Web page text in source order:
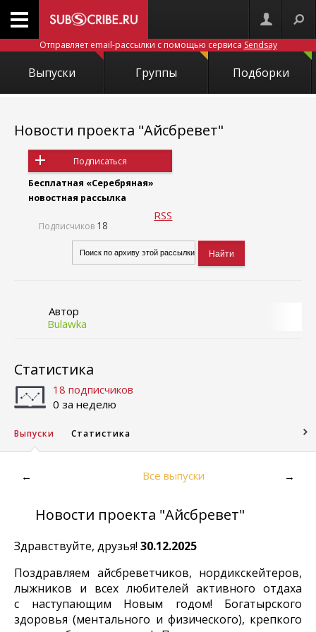
Отправляет email-рассылки с помощью сервиса Sendsay
Выпуски Группы Подборки
Новости проекта "Айсбревет"
Подписаться
Бесплатная «Серебряная»
новостная рассылка
Подписчиков 18
RSS
Автор
Bulawka
Статистика
18 подписчиков
0 за неделю
Выпуски Статистика
← Все выпуски →
Новости проекта "Айсбревет"
Здравствуйте, друзья! 30.12.2025
Поздравляем айсбреветчиков, нордикскейтеров,
лыжников и всех любителей активного отдаха
с наступающим Новым годом! Богатырского
здоровья (ментального и физического), крепкого